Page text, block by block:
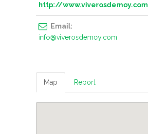
http://www.viverosdemoy.com
Email:
info@viverosdemoy.com
Map Report